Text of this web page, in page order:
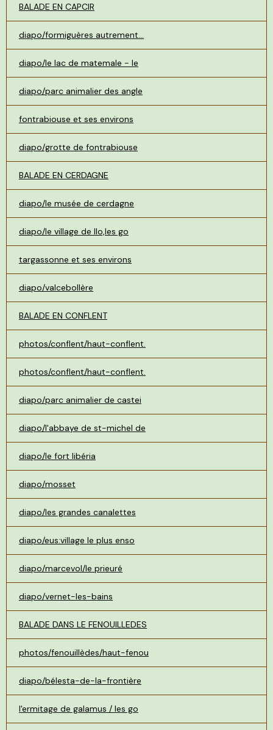
BALADE EN CAPCIR
diapo/formiguères autrement...
diapo/le lac de matemale - le
diapo/parc animalier des angle
fontrabiouse et ses environs
diapo/grotte de fontrabiouse
BALADE EN CERDAGNE
diapo/le musée de cerdagne
diapo/le village de llo,les go
targassonne et ses environs
diapo/valcebollère
BALADE EN CONFLENT
photos/conflent/haut-conflent.
photos/conflent/haut-conflent.
diapo/parc animalier de castei
diapo/l'abbaye de st-michel de
diapo/le fort libéria
diapo/mosset
diapo/les grandes canalettes
diapo/eus:village le plus enso
diapo/marcevol/le prieuré
diapo/vernet-les-bains
BALADE DANS LE FENOUILLEDES
photos/fenouillèdes/haut-fenou
diapo/bélesta-de-la-frontière
l'ermitage de galamus / les go